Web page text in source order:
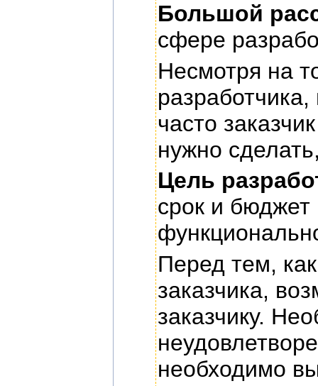
Большой
сфере
Несмотря на
часто
нужно
Цель
срок и бюджет
Перед тем,
заказчика,
заказчику.
необходимо